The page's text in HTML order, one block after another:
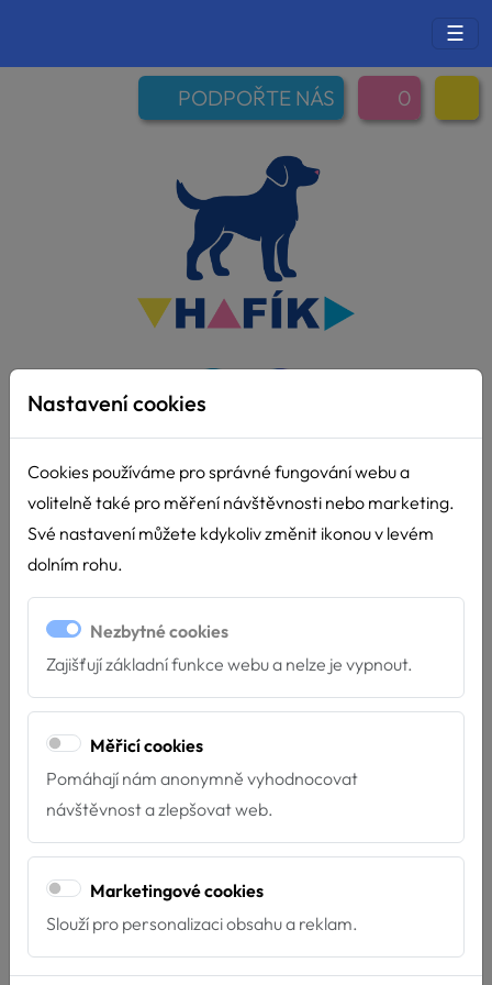
☰
PODPOŘTE NÁS 0
Detail akce: Mateřská škola
Roudné (České Budějovice)
Termín: 21.1.2026 - 9:00 - 10:00
Místo:
Mateřská škola Roudné (České
Budějovice), Roudné 122, 37007, České Budějovice
Délka akce:
60 minut
Prostředí: Indoor
Počet účastníků: 24
Cílová skupina: děti 4 - 6 let
ZPĚT NA KALENDÁŘ
Nastavení cookies
Cookies používáme pro správné fungování webu a
volitelně také pro měření návštěvnosti nebo marketing.
Své nastavení můžete kdykoliv změnit ikonou v levém
dolním rohu.
Nezbytné cookies
Zajišťují základní funkce webu a nelze je vypnout.
Měřicí cookies
Pomáhají nám anonymně vyhodnocovat
návštěvnost a zlepšovat web.
Marketingové cookies
Slouží pro personalizaci obsahu a reklam.